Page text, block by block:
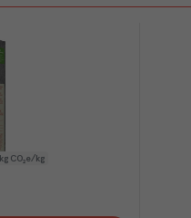
kg CO₂e/kg